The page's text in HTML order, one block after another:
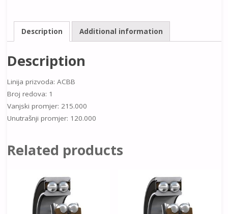
Description Additional information
Description
Linija prizvoda: ACBB
Broj redova: 1
Vanjski promjer: 215.000
Unutrašnji promjer: 120.000
Related products